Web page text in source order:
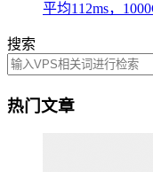
平均112ms，
搜索
热门文章